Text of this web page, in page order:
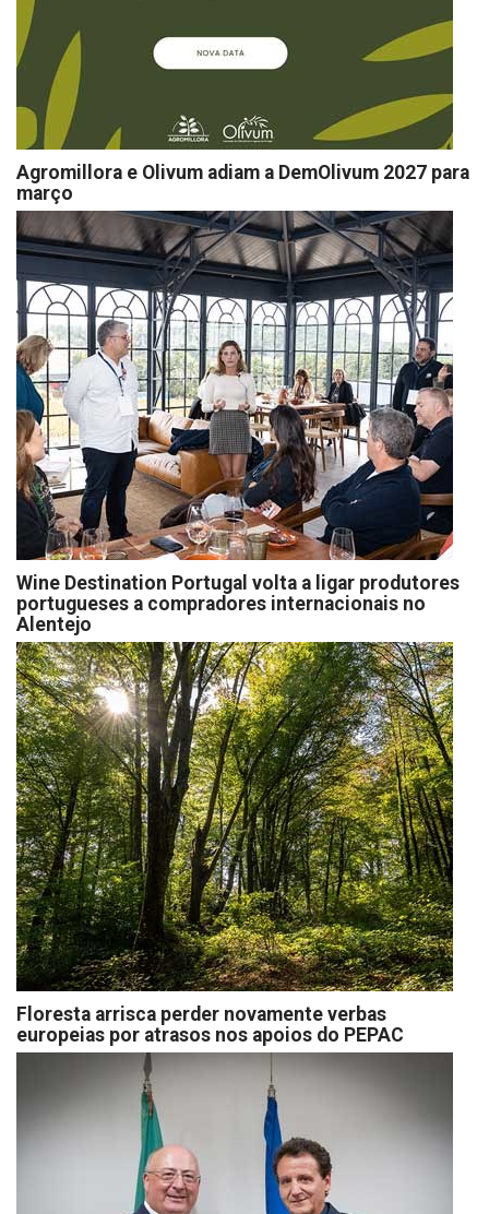
Agromillora e Olivum adiam a DemOlivum 2027 para
março
Wine Destination Portugal volta a ligar produtores
portugueses a compradores internacionais no
Alentejo
Floresta arrisca perder novamente verbas
europeias por atrasos nos apoios do PEPAC